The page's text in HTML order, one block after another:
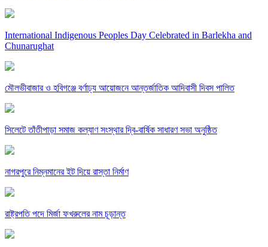
International Indigenous Peoples Day Celebrated in Barlekha and
Chunarughat
মৌলভীবাজার ও হবিগঞ্জে বর্ণাঢ্য আয়োজনে আন্তর্জাতিক আদিবাসী দিবস পালিত
সিলেটে তাঁতীপাড়া সমাজ কল্যাণ সংস্থার দ্বি-বার্ষিক সাধারণ সভা অনুষ্ঠিত
নাগরপুরে নিম্নমানের ইট দিয়ে রাস্তা নির্মাণ
রাষ্ট্রপতি পদে মির্জা ফখরুলের নাম চূড়ান্ত